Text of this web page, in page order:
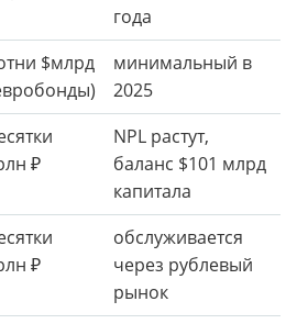
года
$млрд
минимальный в
2025
₽
NPL растут,
баланс $101 млрд
капитала
₽
обслуживается
через рублевый
рынок